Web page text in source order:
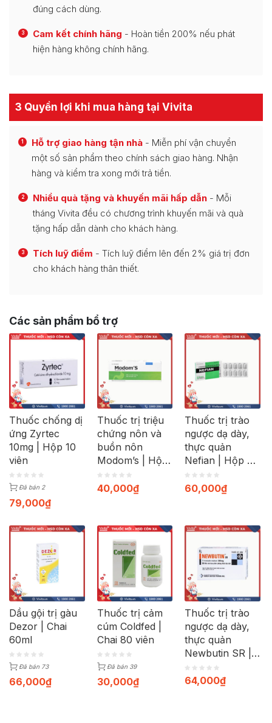
đúng cách dùng.
3 Cam kết chính hãng - Hoàn tiền 200% nếu phát
hiện hàng không chính hãng.
3 Quyền lợi khi mua hàng tại Vivita
1 Hỗ trợ giao hàng tận nhà - Miễn phí vận chuyển
một số sản phẩm theo chính sách giao hàng. Nhận
hàng và kiểm tra xong mới trả tiền.
2 Nhiều quà tặng và khuyến mãi hấp dẫn - Mỗi
tháng Vivita đều có chương trình khuyến mãi và quà
tặng hấp dẫn dành cho khách hàng.
3 Tích luỹ điểm - Tích luỹ điểm lên đến 2% giá trị đơn
cho khách hàng thân thiết.
Các sản phẩm bổ trợ
Thuốc chống dị
ứng Zyrtec
10mg | Hộp 10
viên
Đã bán 2
79,000₫
Thuốc trị triệu
chứng nôn và
buồn nôn
Modom’s | Hộp
100 viên
40,000₫
Thuốc trị trào
ngược dạ dày,
thực quản
Nefian | Hộp 30
viên
60,000₫
Dầu gội trị gàu
Dezor | Chai
60ml
Đã bán 73
66,000₫
Thuốc trị cảm
cúm Coldfed |
Chai 80 viên
Đã bán 39
30,000₫
Thuốc trị trào
ngược dạ dày,
thực quản
Newbutin SR |
Hộp 30 viên
64,000₫